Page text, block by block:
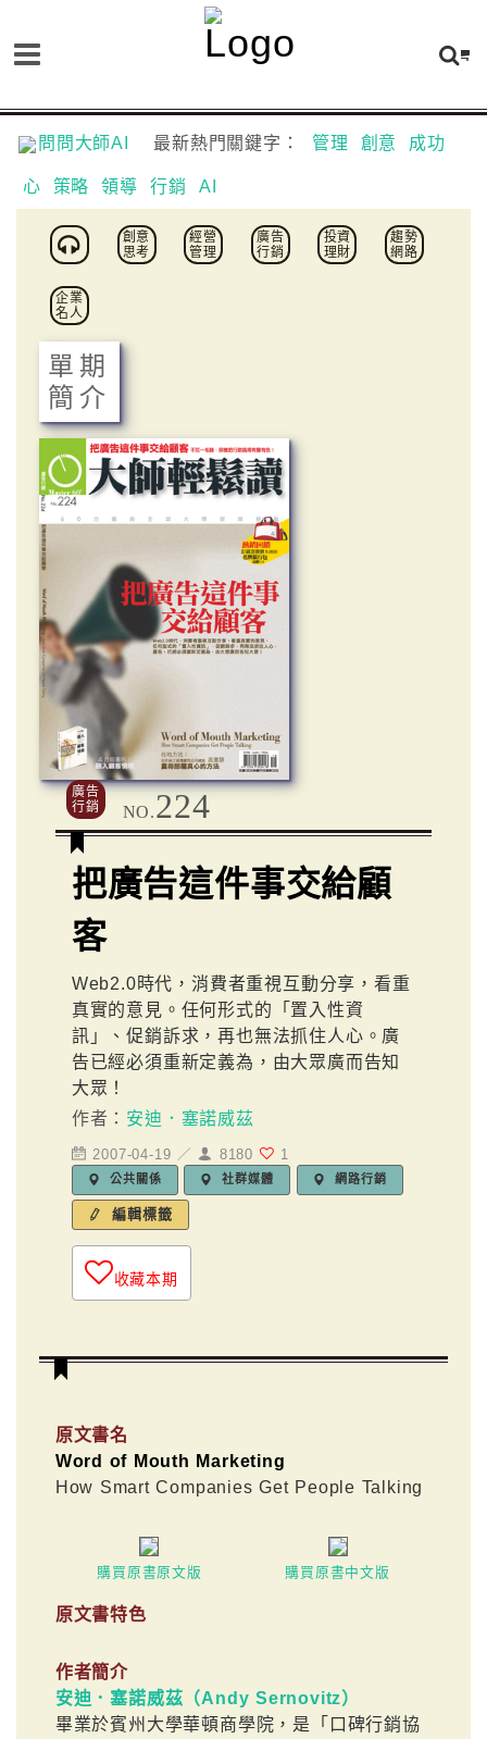
問問大師AI 最新熱門關鍵字： 管理 創意 成功
心 策略 領導 行銷 AI
創意
思考
經營
管理
廣告
行銷
投資
理財
趨勢
網路
企業
名人
單期
簡介
廣告
行銷
NO.224
把廣告這件事交給顧
客
Web2.0時代，消費者重視互動分享，看重
真實的意見。任何形式的「置入性資
訊」、促銷訴求，再也無法抓住人心。廣
告已經必須重新定義為，由大眾廣而告知
大眾！
作者： 安迪．塞諾威茲
2007-04-19 ／ 8180 1
公共關係 社群媒體 網路行銷
編輯標籤
收藏本期
原文書名
Word of Mouth Marketing
How Smart Companies Get People Talking
購買原書原文版 購買原書中文版
原文書特色
作者簡介
安迪．塞諾威茲（Andy Sernovitz）
畢業於賓州大學華頓商學院，是「口碑行銷協